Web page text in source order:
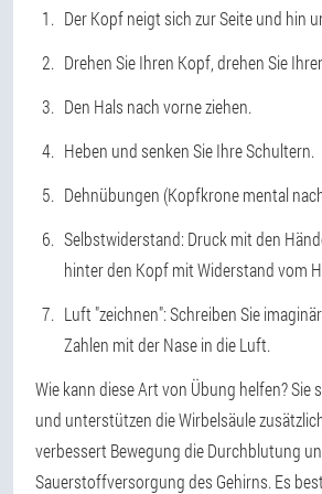
Der Kopf neigt sich zur Seite und hin
Drehen Sie Ihren Kopf, drehen Sie
Den Hals nach vorne ziehen.
Heben und senken Sie Ihre Schultern.
Dehnübungen (Kopfkrone mental
Selbstwiderstand: Druck mit den
hinter den Kopf mit Widerstand vom
Luft "zeichnen": Schreiben Sie
Zahlen mit der Nase in die Luft.
Wie kann diese Art von Übung helfen? Sie
und unterstützen die Wirbelsäule
verbessert Bewegung die Durchblutung
Sauerstoffversorgung des Gehirns. Es